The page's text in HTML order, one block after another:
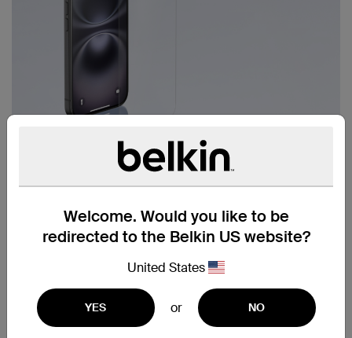
Welcome. Would you like to be
redirected to the Belkin US website?
United States
YES or NO